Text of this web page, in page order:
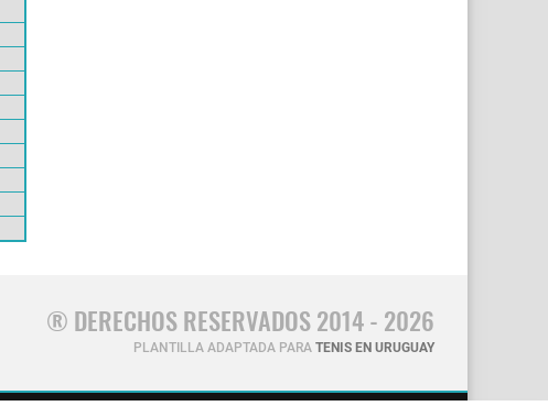
® DERECHOS RESERVADOS 2014 - 2026
PLANTILLA ADAPTADA PARA TENIS EN URUGUAY